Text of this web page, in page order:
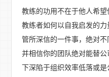
教练的功用不在于他人希
教练者如何以自我启发的
管所深信的一件事，绝对
并相信你的团队绝对能替
下深陷于组织效率低落或